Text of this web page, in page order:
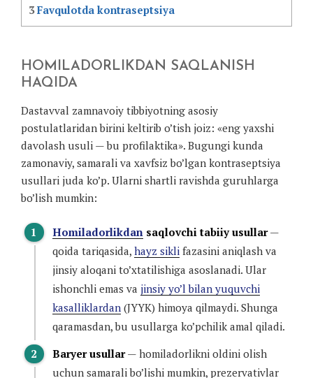
3Favqulotda kontraseptsiya
HOMILADORLIKDAN SAQLANISH
HAQIDA
Dastavval zamnavoiy tibbiyotning asosiy
postulatlaridan birini keltirib o’tish joiz: «eng yaxshi
davolash usuli — bu profilaktika». Bugungi kunda
zamonaviy, samarali va xavfsiz bo’lgan kontraseptsiya
usullari juda ko’p. Ularni shartli ravishda guruhlarga
bo’lish mumkin:
Homiladorlikdan saqlovchi tabiiy usullar—
qoida tariqasida, hayz siklifazasini aniqlash va
jinsiy aloqani to’xtatilishiga asoslanadi. Ular
ishonchli emas va jinsiy yo’l bilan yuquvchi
kasalliklardan(JYYK) himoya qilmaydi. Shunga
qaramasdan, bu usullarga ko’pchilik amal qiladi.
Baryer usullar— homiladorlikni oldini olish
uchun samarali bo’lishi mumkin, prezervativlar